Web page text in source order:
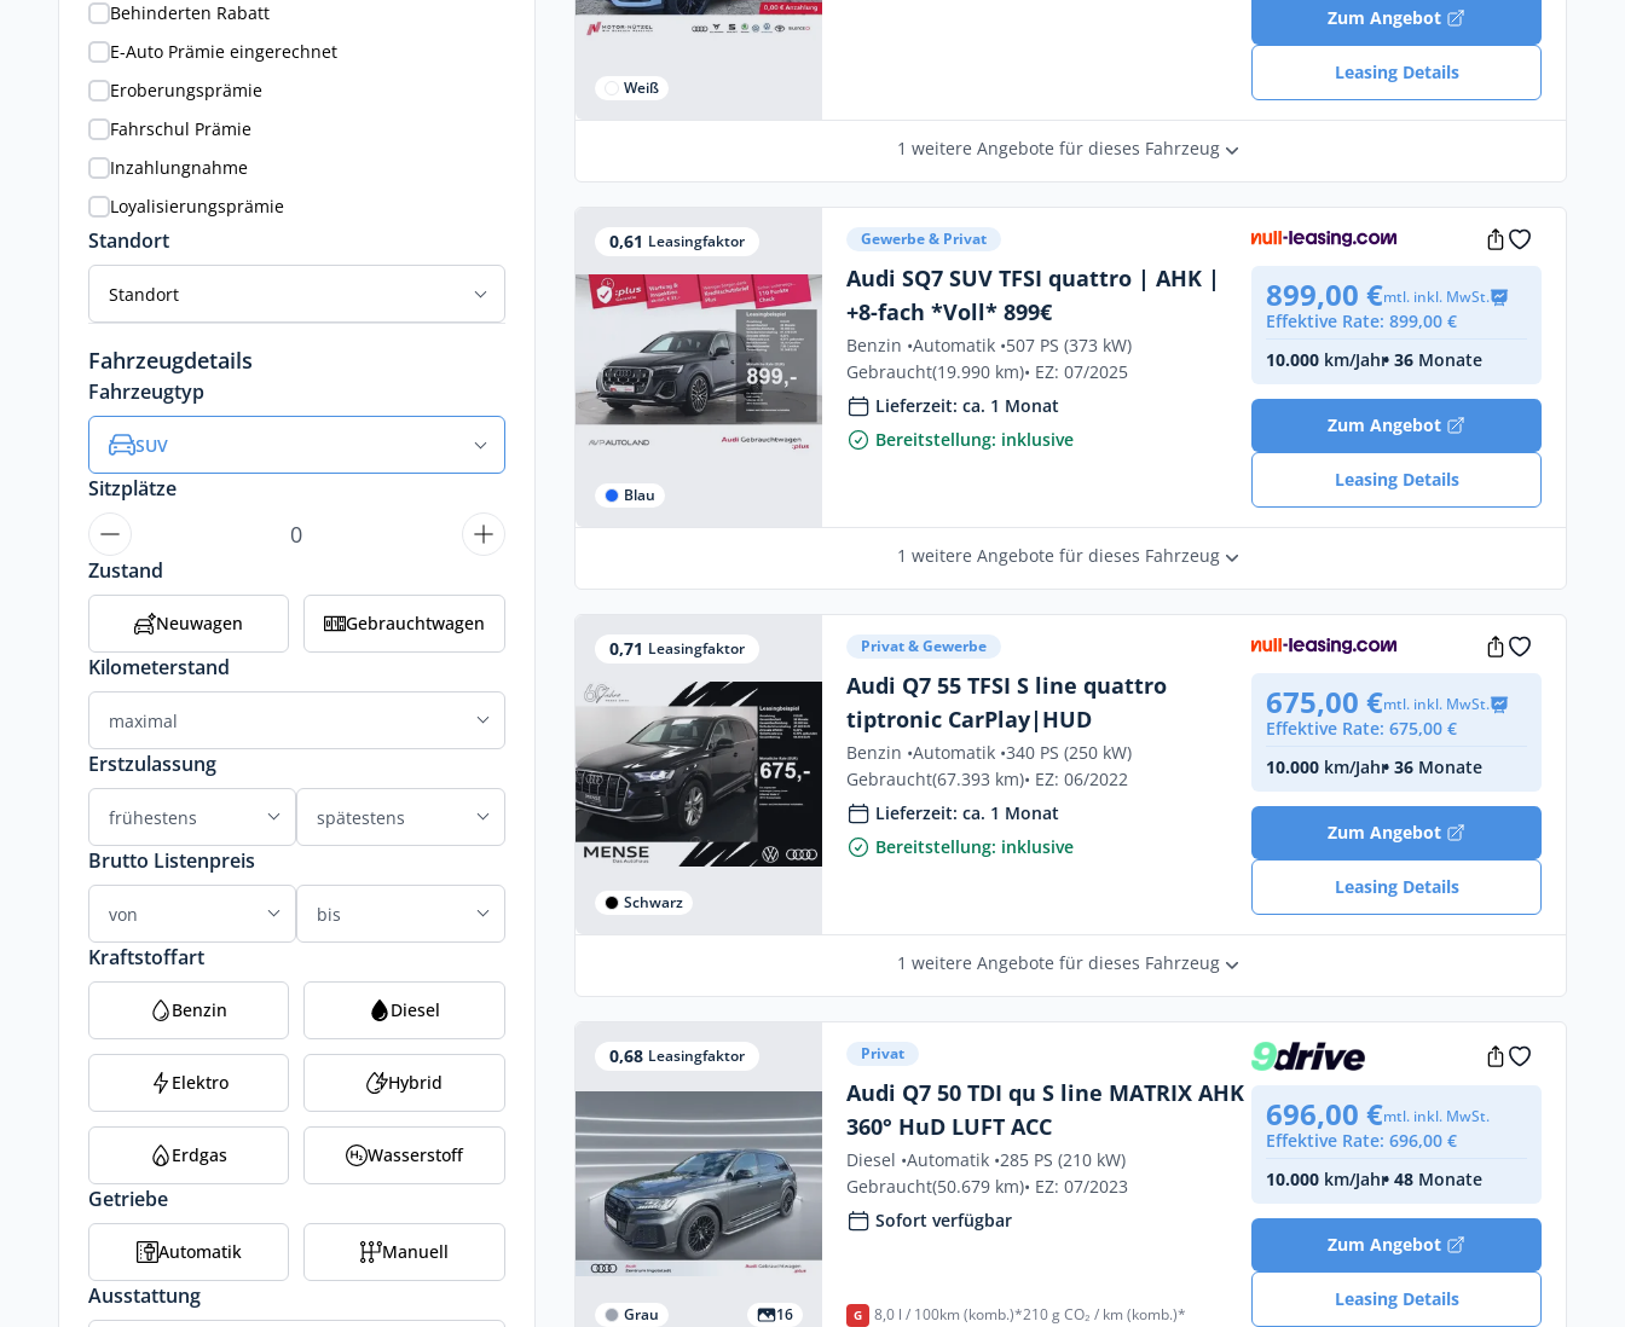
Behinderten Rabatt
E-Auto Prämie eingerechnet
Eroberungsprämie
Fahrschul Prämie
Inzahlungnahme
Loyalisierungsprämie
Standort
Standort
Fahrzeugdetails
Fahrzeugtyp
SUV
Sitzplätze
Zustand
Neuwagen Gebrauchtwagen
Kilometerstand
Erstzulassung
Brutto Listenpreis
Kraftstoffart
Benzin Diesel
Elektro Hybrid
Erdgas Wasserstoff
Getriebe
Automatik Manuell
Ausstattung
Weiß
Zum Angebot
Leasing Details
1 weitere Angebote für dieses Fahrzeug
0,61 Leasingfaktor
Blau
Gewerbe & Privat
Audi SQ7 SUV TFSI quattro | AHK |
+8-fach *Voll* 899€
Benzin •Automatik •507 PS (373 kW)
Gebraucht(19.990 km)• EZ: 07/2025
Lieferzeit: ca. 1 Monat
Bereitstellung: inklusive
899,00 €mtl. inkl. MwSt.
Effektive Rate: 899,00 €
10.000 km/Jahr• 36 Monate
Zum Angebot
Leasing Details
1 weitere Angebote für dieses Fahrzeug
0,71 Leasingfaktor
Schwarz
Privat & Gewerbe
Audi Q7 55 TFSI S line quattro
tiptronic CarPlay|HUD
Benzin •Automatik •340 PS (250 kW)
Gebraucht(67.393 km)• EZ: 06/2022
Lieferzeit: ca. 1 Monat
Bereitstellung: inklusive
675,00 €mtl. inkl. MwSt.
Effektive Rate: 675,00 €
10.000 km/Jahr• 36 Monate
Zum Angebot
Leasing Details
1 weitere Angebote für dieses Fahrzeug
0,68 Leasingfaktor
Grau 16
Privat
Audi Q7 50 TDI qu S line MATRIX AHK
360° HuD LUFT ACC
Diesel •Automatik •285 PS (210 kW)
Gebraucht(50.679 km)• EZ: 07/2023
Sofort verfügbar
G 8,0 l / 100km (komb.)*210 g CO₂ / km (komb.)*
696,00 €mtl. inkl. MwSt.
Effektive Rate: 696,00 €
10.000 km/Jahr• 48 Monate
Zum Angebot
Leasing Details